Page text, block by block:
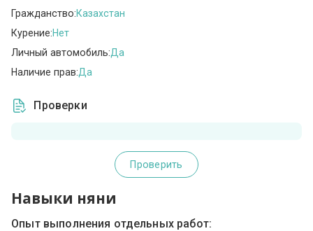
Гражданство:Казахстан
Курение:Нет
Личный автомобиль:Да
Наличие прав:Да
Проверки
Проверить
Навыки няни
Опыт выполнения отдельных работ: